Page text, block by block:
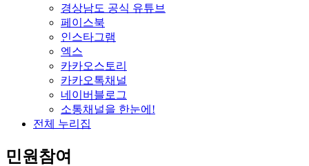
경상남도 공식 유튜브
페이스북
인스타그램
엑스
카카오스토리
카카오톡채널
네이버블로그
소통채널을 한눈에!
전체 누리집
민원참여